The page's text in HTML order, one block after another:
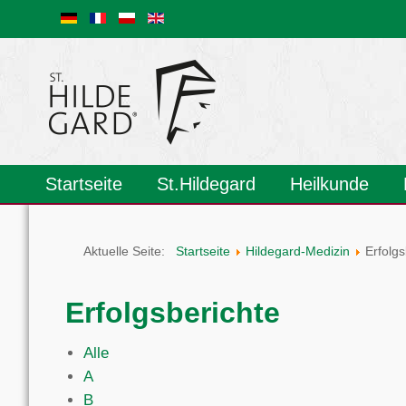
Startseite St.Hildegard Heilkunde
Aktuelle Seite: Startseite Hildegard-Medizin
Erfolgsberichte
Alle
A
B